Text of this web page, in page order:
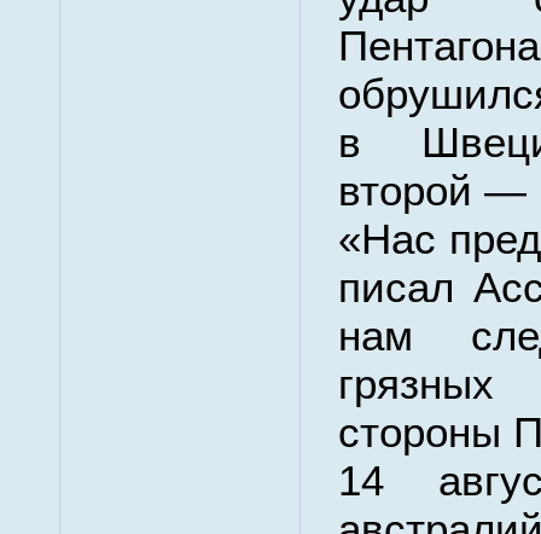
в
второй
«Нас
писал
нам
стороны
14